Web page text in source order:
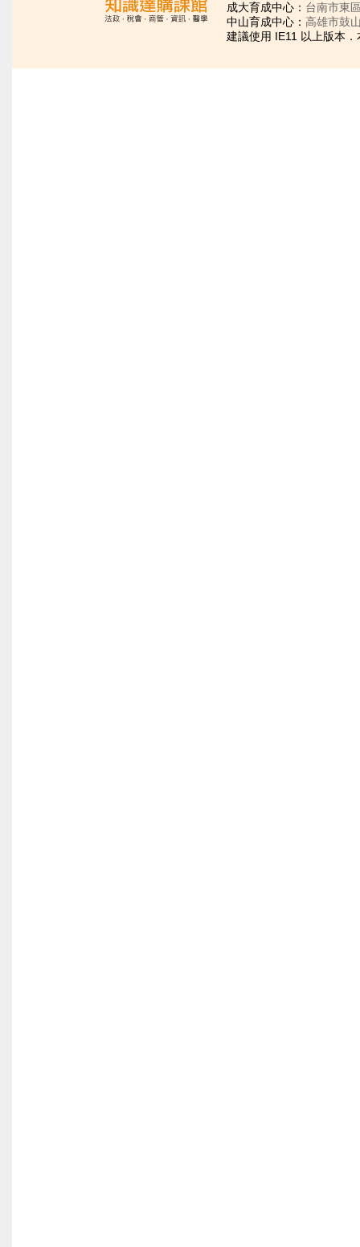
成大育成中心： 台南市東
中山育成中心： 高雄市鼓
建議使用 IE11 以上版本